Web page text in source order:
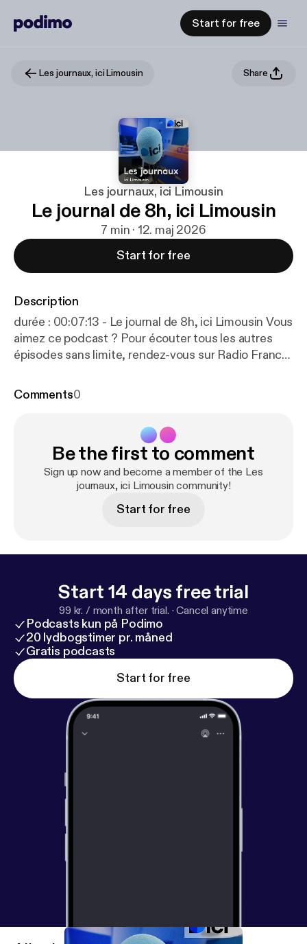
Start for free
Les journaux, ici Limousin Share
Les journaux, ici Limousin
Le journal de 8h, ici Limousin
7 min · 12. maj 2026
Start for free
Description
durée : 00:07:13 - Le journal de 8h, ici Limousin Vous
aimez ce podcast ? Pour écouter tous les autres
épisodes sans limite, rendez-vous sur Radio France
sode&at_medium=lien_RSS
Comments0
Be the first to comment
Sign up now and become a member of the Les
journaux, ici Limousin community!
Start for free
Start 14 days free trial
99 kr. / month after trial. ·Cancel anytime
Podcasts kun på Podimo
20 lydbogstimer pr. måned
Gratis podcasts
Start for free